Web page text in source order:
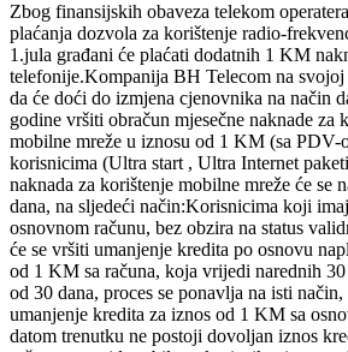
Zbog finansijskih obaveza telekom
plaćanja dozvola za korištenje radio-
1.jula građani će plaćati dodatnih 1 KM
telefonije.Kompanija BH Telecom na
da će doći do izmjena cjenovnika na način
godine vršiti obračun mjesečne naknade za
mobilne mreže u iznosu od 1 KM (sa PDV-
korisnicima (Ultra start , Ultra Internet
naknada za korištenje mobilne mreže će se
dana, na sljedeći način:Korisnicima koji
osnovnom računu, bez obzira na status
će se vršiti umanjenje kredita po osnovu
od 1 KM sa računa, koja vrijedi narednih
od 30 dana, proces se ponavlja na isti
umanjenje kredita za iznos od 1 KM sa
datom trenutku ne postoji dovoljan iznos